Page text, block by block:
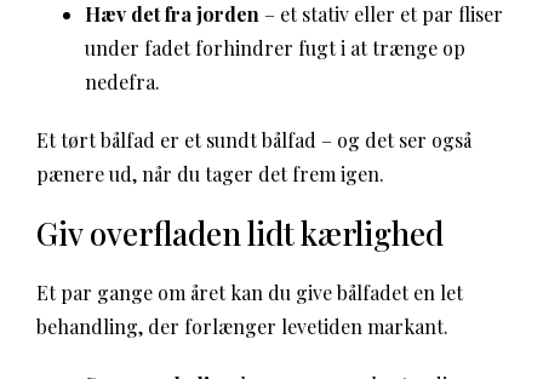
Hæv det fra jorden – et stativ eller et par fliser
under fadet forhindrer fugt i at trænge op
nedefra.
Et tørt bålfad er et sundt bålfad – og det ser også
pænere ud, når du tager det frem igen.
Giv overfladen lidt kærlighed
Et par gange om året kan du give bålfadet en let
behandling, der forlænger levetiden markant.